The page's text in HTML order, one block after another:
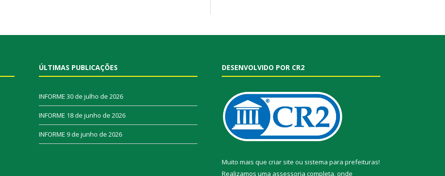
ÚLTIMAS PUBLICAÇÕES
INFORME 30 de julho de 2026
INFORME 18 de junho de 2026
INFORME 9 de junho de 2026
DESENVOLVIDO POR CR2
Muito mais que criar site ou sistema para prefeituras!
Realizamos uma assessoria completa, onde